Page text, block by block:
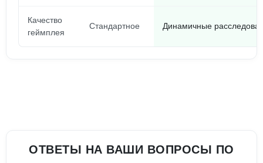
Качество
геймплея
Стандартное Динамичные
ОТВЕТЫ НА ВАШИ ВОПРОСЫ ПО